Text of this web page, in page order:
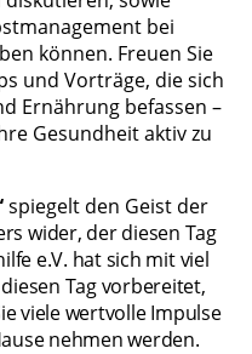
bei
können. Freuen Sie
und Vorträge, die sich
Ernährung befassen –
Gesundheit aktiv zu
spiegelt den Geist der
wider, der diesen Tag
e.V. hat sich mit viel
Tag vorbereitet,
viele wertvolle Impulse
nehmen werden.